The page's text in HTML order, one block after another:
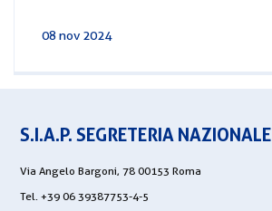
08 nov 2024
S.I.A.P. SEGRETERIA NAZIONALE
Via Angelo Bargoni, 78 00153 Roma
Tel. +39 06 39387753-4-5